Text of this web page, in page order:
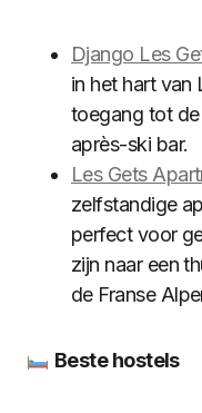
Django Les
in het hart van
toegang tot
après-ski bar.
Les Gets
zelfstandige
perfect voor
zijn naar een
de Franse
Beste hostels